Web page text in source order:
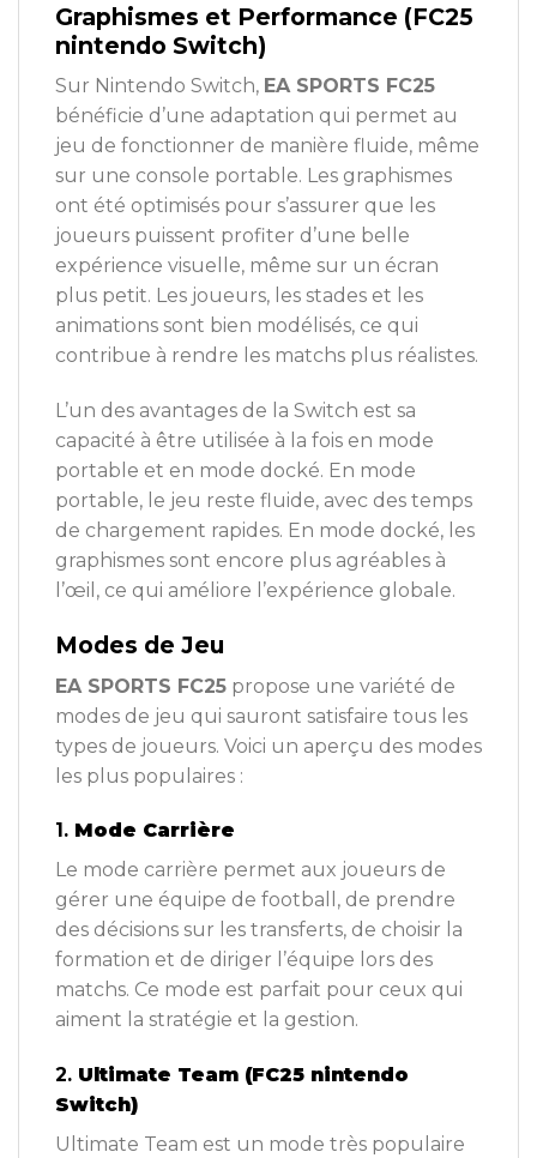
Graphismes et Performance (FC25
nintendo Switch)
Sur Nintendo Switch, EA SPORTS FC25
bénéficie d’une adaptation qui permet au
jeu de fonctionner de manière fluide, même
sur une console portable. Les graphismes
ont été optimisés pour s’assurer que les
joueurs puissent profiter d’une belle
expérience visuelle, même sur un écran
plus petit. Les joueurs, les stades et les
animations sont bien modélisés, ce qui
contribue à rendre les matchs plus réalistes.
L’un des avantages de la Switch est sa
capacité à être utilisée à la fois en mode
portable et en mode docké. En mode
portable, le jeu reste fluide, avec des temps
de chargement rapides. En mode docké, les
graphismes sont encore plus agréables à
l’œil, ce qui améliore l’expérience globale.
Modes de Jeu
EA SPORTS FC25 propose une variété de
modes de jeu qui sauront satisfaire tous les
types de joueurs. Voici un aperçu des modes
les plus populaires :
1. Mode Carrière
Le mode carrière permet aux joueurs de
gérer une équipe de football, de prendre
des décisions sur les transferts, de choisir la
formation et de diriger l’équipe lors des
matchs. Ce mode est parfait pour ceux qui
aiment la stratégie et la gestion.
2. Ultimate Team (FC25 nintendo
Switch)
Ultimate Team est un mode très populaire